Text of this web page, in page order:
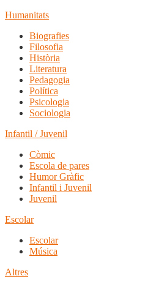
Humanitats
Biografies
Filosofia
Història
Literatura
Pedagogia
Política
Psicologia
Sociologia
Infantil / Juvenil
Còmic
Escola de pares
Humor Gràfic
Infantil i Juvenil
Juvenil
Escolar
Escolar
Música
Altres